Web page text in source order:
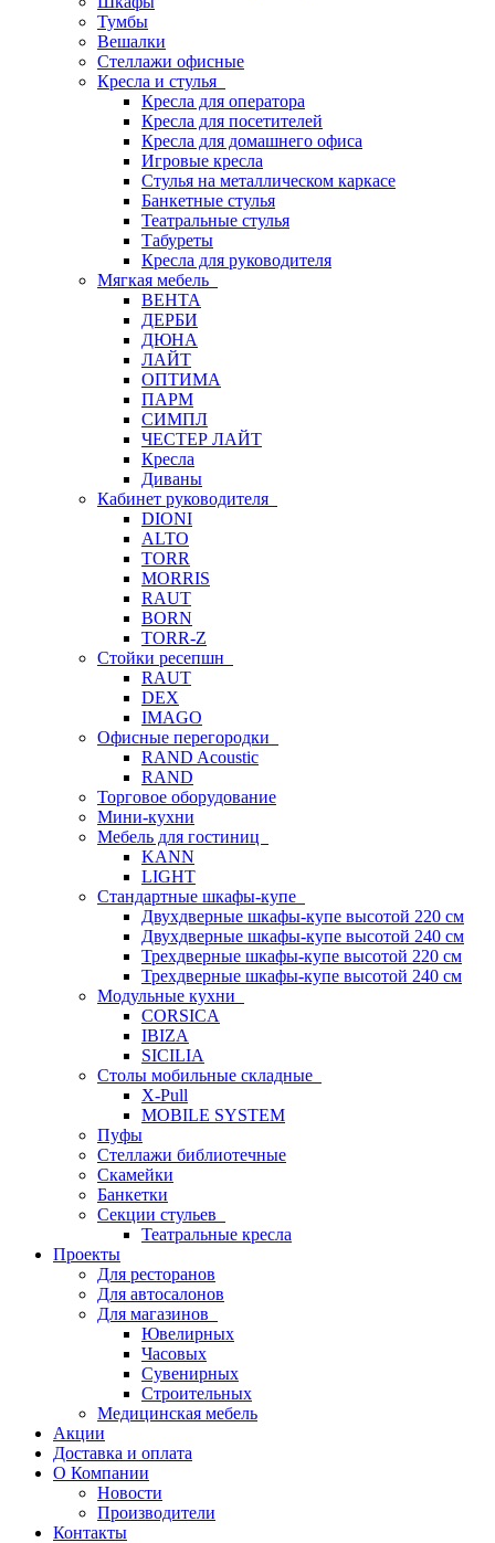
Тумбы
Вешалки
Стеллажи офисные
Кресла и стулья
Кресла для оператора
Кресла для посетителей
Кресла для домашнего офиса
Игровые кресла
Стулья на металлическом каркасе
Банкетные стулья
Театральные стулья
Табуреты
Кресла для руководителя
Мягкая мебель
ВЕНТА
ДЕРБИ
ДЮНА
ЛАЙТ
ОПТИМА
ПАРМ
СИМПЛ
ЧЕСТЕР ЛАЙТ
Кресла
Диваны
Кабинет руководителя
DIONI
ALTO
TORR
MORRIS
RAUT
BORN
TORR-Z
Стойки ресепшн
RAUT
DEX
IMAGO
Офисные перегородки
RAND Acoustic
RAND
Торговое оборудование
Мини-кухни
Мебель для гостиниц
KANN
LIGHT
Стандартные шкафы-купе
Двухдверные шкафы-купе высотой 220 см
Двухдверные шкафы-купе высотой 240 см
Трехдверные шкафы-купе высотой 220 см
Трехдверные шкафы-купе высотой 240 см
Модульные кухни
CORSICA
IBIZA
SICILIA
Столы мобильные складные
X-Pull
MOBILE SYSTEM
Пуфы
Стеллажи библиотечные
Скамейки
Банкетки
Секции стульев
Театральные кресла
Проекты
Для ресторанов
Для автосалонов
Для магазинов
Ювелирных
Часовых
Сувенирных
Строительных
Медицинская мебель
Акции
Доставка и оплата
О Компании
Новости
Производители
Контакты